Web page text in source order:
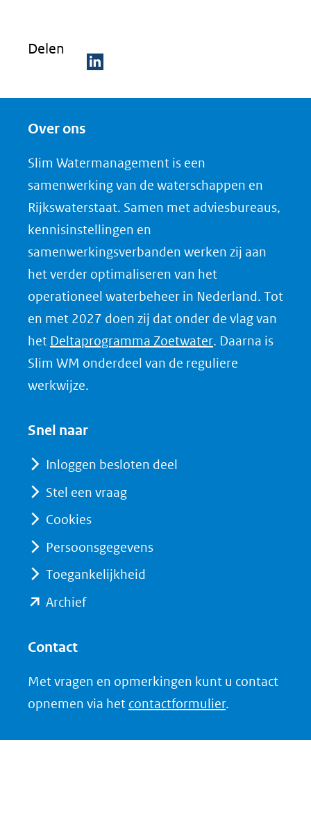
Delen
n
o
p
L
i
n
k
e
d
I
venster)
een
andere
website)
Over ons
Slim Watermanagement is een
samenwerking van de waterschappen en
Rijkswaterstaat. Samen met adviesbureaus,
kennisinstellingen en
samenwerkingsverbanden werken zij aan
het verder optimaliseren van het
operationeel waterbeheer in Nederland. Tot
en met 2027 doen zij dat onder de vlag van
het Deltaprogramma Zoetwater(opent
in
. Daarna is
Slim WM onderdeel van de reguliere
werkwijze.
Snel naar
Inloggen besloten deel
Stel een vraag
Cookies
Persoonsgegevens
Toegankelijkheid
Archief(opent
(verwijst
naar
Contact
Met vragen en opmerkingen kunt u contact
opnemen via het contactformulier.